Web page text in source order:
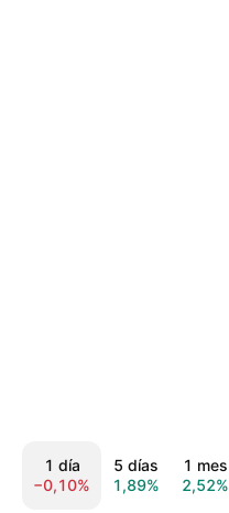
1 día
−0,10%
5 días
1,89%
1 mes
2,52%